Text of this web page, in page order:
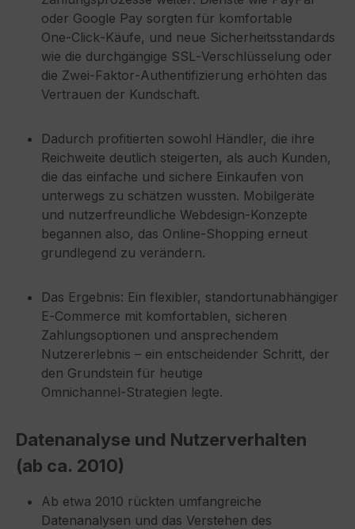
oder Google Pay sorgten für komfortable
One‑Click‑Käufe, und neue Sicherheitsstandards
wie die durchgängige SSL‑Verschlüsselung oder
die Zwei‑Faktor‑Authentifizierung erhöhten das
Vertrauen der Kundschaft.
Dadurch profitierten sowohl Händler, die ihre
Reichweite deutlich steigerten, als auch Kunden,
die das einfache und sichere Einkaufen von
unterwegs zu schätzen wussten. Mobilgeräte
und nutzerfreundliche Webdesign‑Konzepte
begannen also, das Online‑Shopping erneut
grundlegend zu verändern.
Das Ergebnis: Ein flexibler, standortunabhängiger
E‑Commerce mit komfortablen, sicheren
Zahlungsoptionen und ansprechendem
Nutzererlebnis – ein entscheidender Schritt, der
den Grundstein für heutige
Omnichannel‑Strategien legte.
Datenanalyse und Nutzerverhalten
(ab ca. 2010)
Ab etwa 2010 rückten umfangreiche
Datenanalysen und das Verstehen des